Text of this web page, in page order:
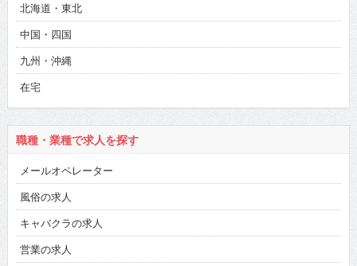
北海道・東北
中国・四国
九州・沖縄
在宅
職種・業種で求人を探す
メールオペレーター
風俗の求人
キャバクラの求人
営業の求人